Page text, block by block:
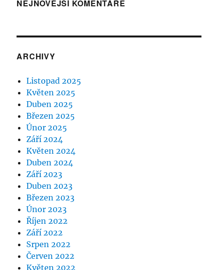
NEJNOVĚJŠÍ KOMENTÁŘE
ARCHIVY
Listopad 2025
Květen 2025
Duben 2025
Březen 2025
Únor 2025
Září 2024
Květen 2024
Duben 2024
Září 2023
Duben 2023
Březen 2023
Únor 2023
Říjen 2022
Září 2022
Srpen 2022
Červen 2022
Květen 2022